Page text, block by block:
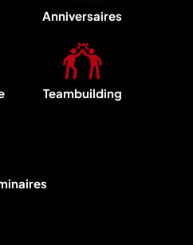
Anniversaires
Teambuilding